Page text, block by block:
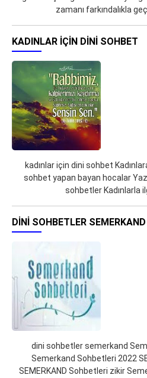
zamanı farkındalıkla
KADINLAR IÇIN DINI SOHBET
kadınlar için dini sohbet
sohbet yapan bayan hocalar
sohbetler Kadınlarla
DINI SOHBETLER SEMERKAND
dini sohbetler semerkand
Semerkand Sohbetleri 2022
SEMERKAND Sohbetleri zikir